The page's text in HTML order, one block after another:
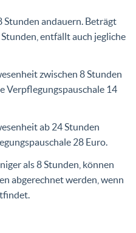
Stunden andauern. Beträgt
entfällt auch jegliche
zwischen 8 Stunden
Verpflegungspauschale 14
ab 24 Stunden
28 Euro.
als 8 Stunden, können
abgerechnet werden, wenn